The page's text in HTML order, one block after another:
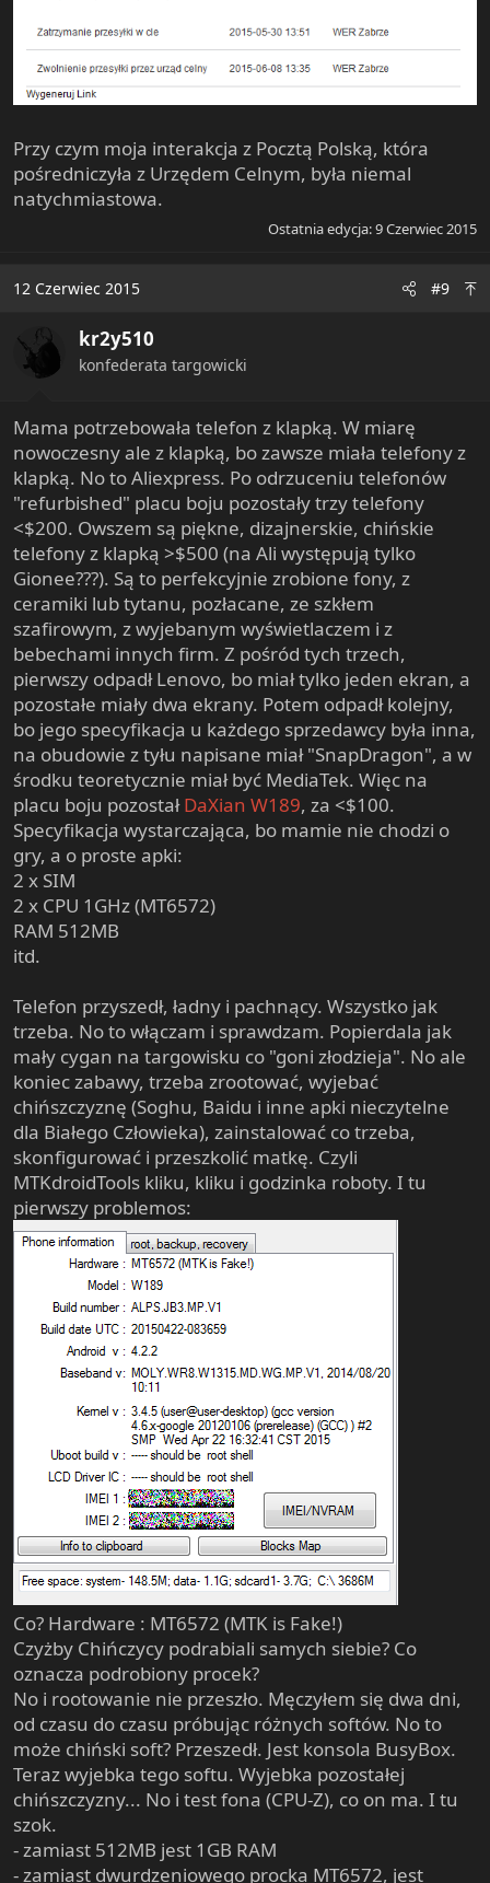
Przy czym moja interakcja z Pocztą Polską, która
pośredniczyła z Urzędem Celnym, była niemal
natychmiastowa.
Ostatnia edycja:9 Czerwiec 2015
12 Czerwiec 2015 #9
kr2y510
konfederata targowicki
Mama potrzebowała telefon z klapką. W miarę
nowoczesny ale z klapką, bo zawsze miała telefony z
klapką. No to Aliexpress. Po odrzuceniu telefonów
"refurbished" placu boju pozostały trzy telefony
<$200. Owszem są piękne, dizajnerskie, chińskie
telefony z klapką >$500 (na Ali występują tylko
Gionee???). Są to perfekcyjnie zrobione fony, z
ceramiki lub tytanu, pozłacane, ze szkłem
szafirowym, z wyjebanym wyświetlaczem i z
bebechami innych firm. Z pośród tych trzech,
pierwszy odpadł Lenovo, bo miał tylko jeden ekran, a
pozostałe miały dwa ekrany. Potem odpadł kolejny,
bo jego specyfikacja u każdego sprzedawcy była inna,
na obudowie z tyłu napisane miał "SnapDragon", a w
środku teoretycznie miał być MediaTek. Więc na
placu boju pozostałDaXian W189, za <$100.
Specyfikacja wystarczająca, bo mamie nie chodzi o
gry, a o proste apki:
2 x SIM
2 x CPU 1GHz (MT6572)
RAM 512MB
itd.
Telefon przyszedł, ładny i pachnący. Wszystko jak
trzeba. No to włączam i sprawdzam. Popierdala jak
mały cygan na targowisku co "goni złodzieja". No ale
koniec zabawy, trzeba zrootować, wyjebać
chińszczyznę (Soghu, Baidu i inne apki nieczytelne
dla Białego Człowieka), zainstalować co trzeba,
skonfigurować i przeszkolić matkę. Czyli
MTKdroidTools kliku, kliku i godzinka roboty. I tu
pierwszy problemos:
Co? Hardware : MT6572 (MTK is Fake!)
Czyżby Chińczycy podrabiali samych siebie? Co
oznacza podrobiony procek?
No i rootowanie nie przeszło. Męczyłem się dwa dni,
od czasu do czasu próbując różnych softów. No to
może chiński soft? Przeszedł. Jest konsola BusyBox.
Teraz wyjebka tego softu. Wyjebka pozostałej
chińszczyzny... No i test fona (CPU-Z), co on ma. I tu
szok.
- zamiast 512MB jest 1GB RAM
- zamiast dwurdzeniowego procka MT6572, jest